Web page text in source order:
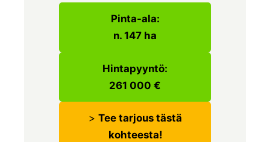
Pinta-ala:
n. 147 ha
Hintapyyntö:
261 000 €
> Tee tarjous tästä
kohteesta!